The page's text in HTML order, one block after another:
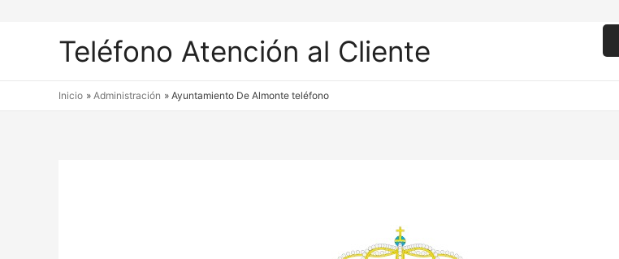
Teléfono Atención al Cliente
Inicio Administración Ayuntamiento De Almonte teléfono